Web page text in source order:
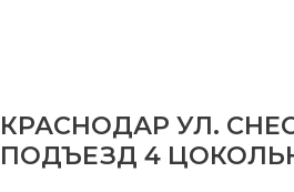
КРАСНОДАР УЛ.
ПОДЪЕЗД 4